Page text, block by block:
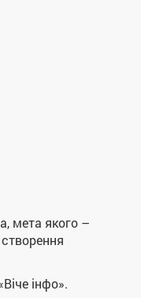
мета якого –
інфо».